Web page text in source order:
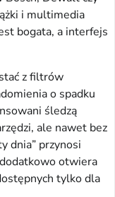
i multimedia
bogata, a interfejs
z filtrów
o spadku
śledzą
ale nawet bez
dnia” przynosi
otwiera
tylko dla